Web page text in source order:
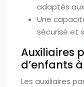
adaptés
Une
sécurisé et
Auxiliaires
d’enfants
Les auxiliaires